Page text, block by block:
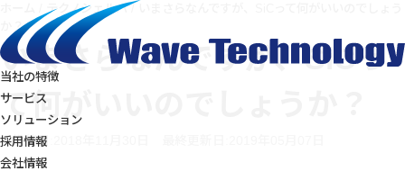
当社の特徴
サービス
ソリューション
採用情報
会社情報
テクノシェルパ /
か？
いまさらなんですが、SiCっ
て何がいいのでしょうか？
投稿日:2018年11月30日